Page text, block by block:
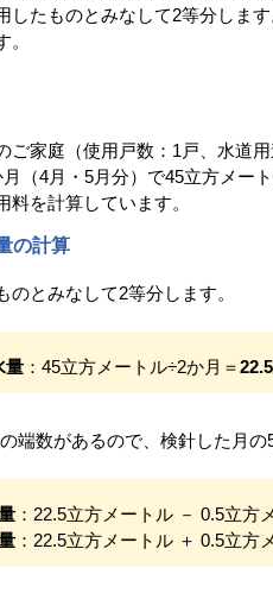
したものとみなして2等分しま
家庭（使用戸数：1戸、水道
（4月・5月分）で45立方メー
を計算しています。
の計算
とみなして2等分します。
量 ：45立方メートル÷2か月＝
端数があるので、検針した月の
：22.5立方メートル － 0.5立方
：22.5立方メートル ＋ 0.5立方